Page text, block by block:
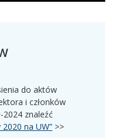
do aktów
i członków
2024 znaleźć
2020 na UW” >>